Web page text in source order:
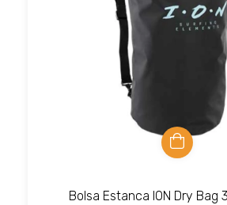
Bolsa Estanca ION Dry Bag